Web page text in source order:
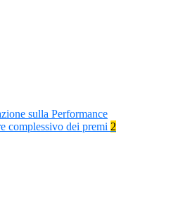
sulla Performance
complessivo dei premi 2